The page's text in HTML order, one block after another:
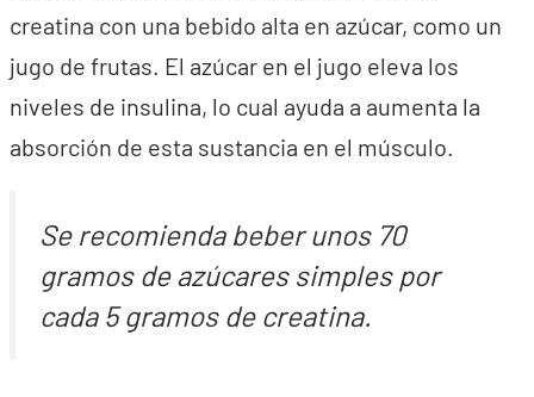
creatina con una bebido alta en azúcar, como un
jugo de frutas. El azúcar en el jugo eleva los
niveles de insulina, lo cual ayuda a aumenta la
absorción de esta sustancia en el músculo.
Se recomienda beber unos 70
gramos de azúcares simples por
cada 5 gramos de creatina.